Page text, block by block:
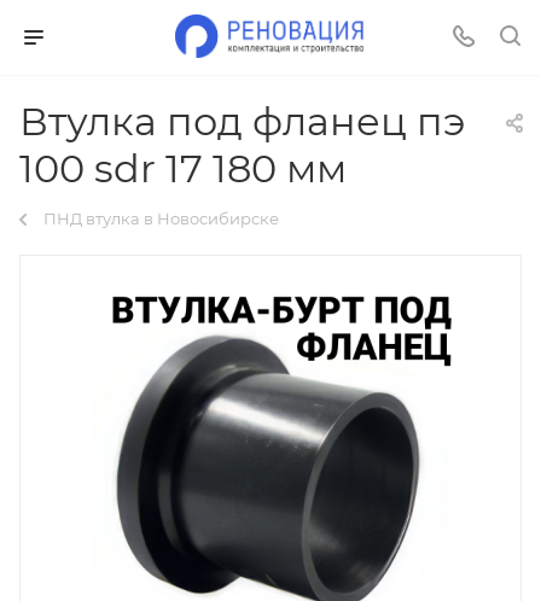
Втулка под фланец пэ
100 sdr 17 180 мм
ПНД втулка в Новосибирске